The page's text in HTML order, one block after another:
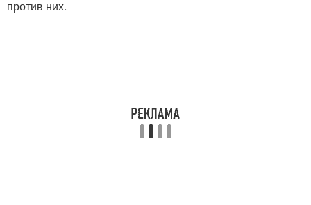
против них.